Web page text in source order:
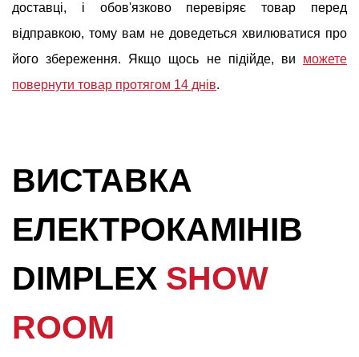
доставці, і обов'язково перевіряє товар перед
відправкою, тому вам не доведеться хвилюватися про
його збереження. Якщо щось не підійде, ви можете
повернути товар протягом 14 днів.
ВИСТАВКА
ЕЛЕКТРОКАМІНІВ
DIMPLEX SHOW
ROOM